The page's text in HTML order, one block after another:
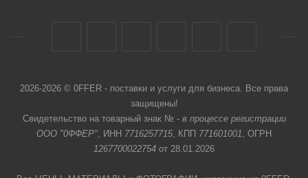
2026-2026 © 0FFER - поставки и услуги для бизнеса. Все права
защищены!
Свидетельство на товарный знак № - в процессе регистрации
ООО "0ФФЕР", ИНН 7716257715, КПП 771601001, ОГРН
1267700022754 от 28.01.2026